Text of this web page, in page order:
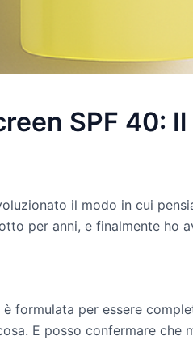
SPF 40:
il modo in cui
per anni, e finalmente ho
è formulata per essere
E posso confermare